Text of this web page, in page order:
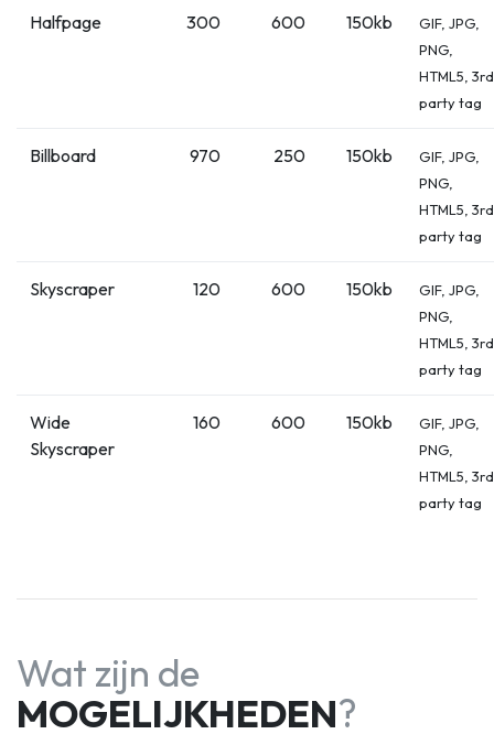
Halfpage 300 600 150kb
GIF, JPG,
PNG,
HTML5, 3rd
party tag
Billboard 970 250 150kb
GIF, JPG,
PNG,
HTML5, 3rd
party tag
Skyscraper 120 600 150kb
GIF, JPG,
PNG,
HTML5, 3rd
party tag
Wide
Skyscraper
160 600 150kb
GIF, JPG,
PNG,
HTML5, 3rd
party tag
Wat zijn de
MOGELIJKHEDEN?